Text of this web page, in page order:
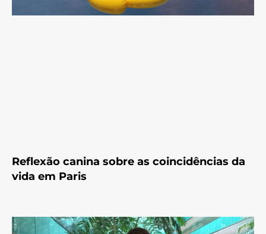
Reflexão canina sobre as coincidências da
vida em Paris